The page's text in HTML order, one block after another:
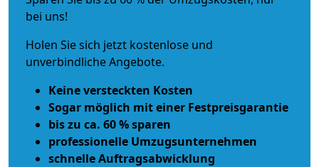
bei uns!
Holen Sie sich jetzt kostenlose und
unverbindliche Angebote.
Keine versteckten Kosten
Sogar möglich mit einer Festpreisgarantie
bis zu ca. 60 % sparen
professionelle Umzugsunternehmen
schnelle Auftragsabwicklung